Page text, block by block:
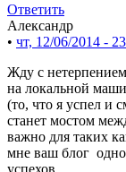
Ответить
Александр
• чт, 12/06/2014 -
Жду с
на локальной
(то, что я успел и
станет мостом
важно для таких
мне ваш блог
успехов.